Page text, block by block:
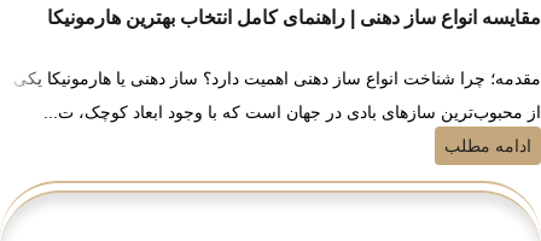
مقایسه انواع ساز دهنی | راهنمای کامل انتخاب بهترین هارمونیکا
مقدمه؛ چرا شناخت انواع ساز دهنی اهمیت دارد؟ ساز دهنی یا هارمونیکا یکی
از محبوب‌ترین سازهای بادی در جهان است که با وجود ابعاد کوچک، ت...
ادامه مطلب